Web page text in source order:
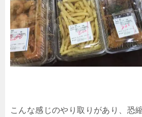
こんな感じのやり取りがあり、恐